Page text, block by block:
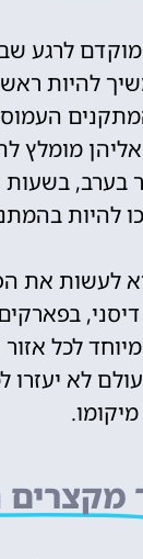
לרגע
להיות
מומלץ
להיות
לעשות את
לכל
לא יעזרו
מיקומו.
מקצרים